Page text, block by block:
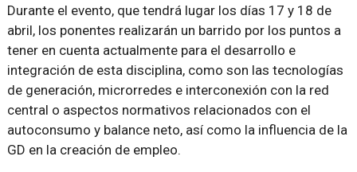
Durante el evento, que tendrá lugar los días 17 y 18 de
abril, los ponentes realizarán un barrido por los puntos a
tener en cuenta actualmente para el desarrollo e
integración de esta disciplina, como son las tecnologías
de generación, microrredes e interconexión con la red
central o aspectos normativos relacionados con el
autoconsumo y balance neto, así como la influencia de la
GD en la creación de empleo.